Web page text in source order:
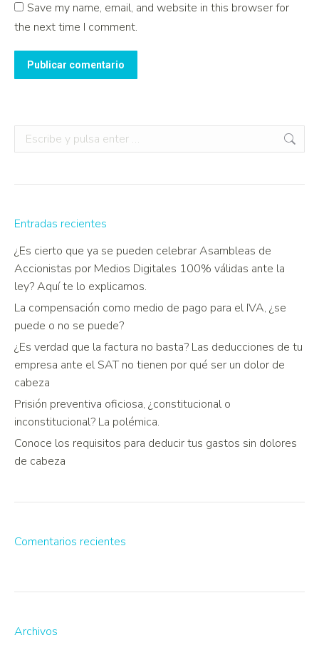
Save my name, email, and website in this browser for
the next time I comment.
Publicar comentario
Entradas recientes
¿Es cierto que ya se pueden celebrar Asambleas de
Accionistas por Medios Digitales 100% válidas ante la
ley? Aquí te lo explicamos.
La compensación como medio de pago para el IVA, ¿se
puede o no se puede?
¿Es verdad que la factura no basta? Las deducciones de tu
empresa ante el SAT no tienen por qué ser un dolor de
cabeza
Prisión preventiva oficiosa, ¿constitucional o
inconstitucional? La polémica.
Conoce los requisitos para deducir tus gastos sin dolores
de cabeza
Comentarios recientes
Archivos